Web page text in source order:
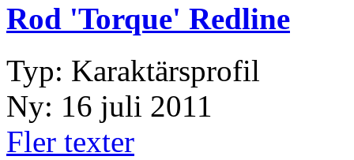
Rod 'Torque' Redline
Typ: Karaktärsprofil
Ny: 16 juli 2011
Fler texter